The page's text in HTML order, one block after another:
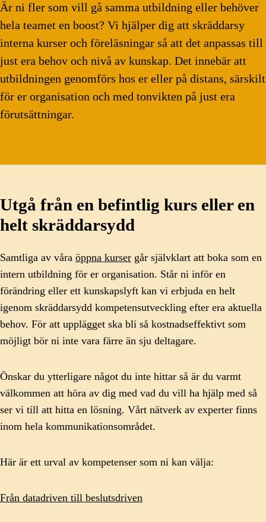
Är ni fler som vill gå samma utbildning eller behöver
hela teamet en boost? Vi hjälper dig att skräddarsy
interna kurser och föreläsningar så att det anpassas till
just era behov och nivå av kunskap. Det innebär att
utbildningen genomförs hos er eller på distans, särskilt
för er organisation och med tonvikten på just era
förutsättningar.
Utgå från en befintlig kurs eller en
helt skräddarsydd
Samtliga av våra öppna kurser går självklart att boka som en
intern utbildning för er organisation. Står ni inför en
förändring eller ett kunskapslyft kan vi erbjuda en helt
igenom skräddarsydd kompetensutveckling efter era aktuella
behov. För att upplägget ska bli så kostnadseffektivt som
möjligt bör ni inte vara färre än sju deltagare.
Önskar du ytterligare något du inte hittar så är du varmt
välkommen att höra av dig med vad du vill ha hjälp med så
ser vi till att hitta en lösning. Vårt nätverk av experter finns
inom hela kommunikationsområdet.
Här är ett urval av kompetenser som ni kan välja:
Från datadriven till beslutsdriven